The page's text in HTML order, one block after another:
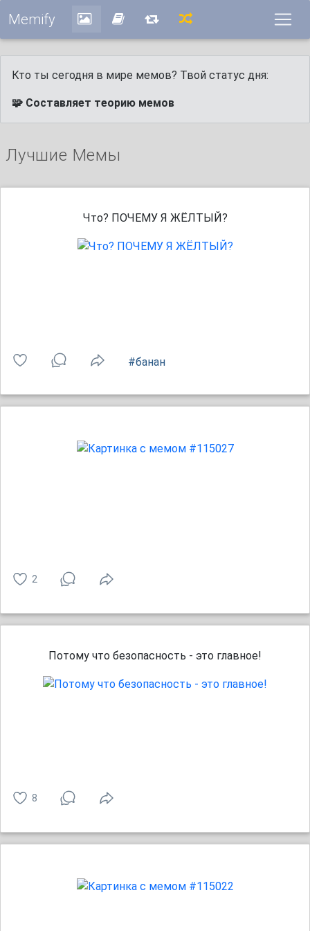
Memify
Кто ты сегодня в мире мемов? Твой статус дня:
🧩 Составляет теорию мемов
Лучшие Мемы
Что? ПОЧЕМУ Я ЖЁЛТЫЙ?
#банан
2
Потому что безопасность - это главное!
8